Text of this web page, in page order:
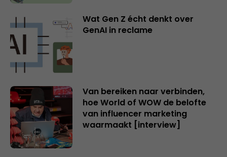
Wat Gen Z écht denkt over
GenAI in reclame
Van bereiken naar verbinden,
hoe World of WOW de belofte
van influencer marketing
waarmaakt [interview]